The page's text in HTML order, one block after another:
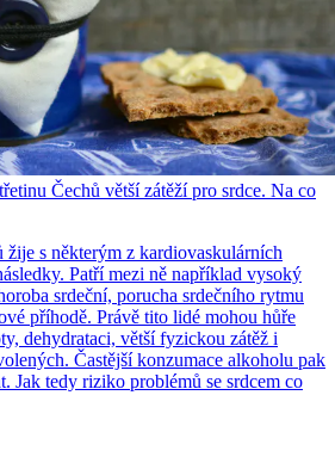
Čechů větší zátěží pro srdce. Na co
s některým z kardiovaskulárních
Patří mezi ně například vysoký
srdeční, porucha srdečního rytmu
příhodě. Právě tito lidé mohou hůře
dehydrataci, větší fyzickou zátěž i
Častější konzumace alkoholu pak
Jak tedy riziko problémů se srdcem co